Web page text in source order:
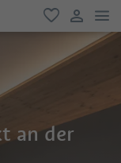
favorit
user link
an der